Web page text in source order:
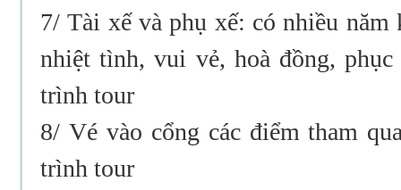
7/ Tài xế và phụ xế: có nhiều
nhiệt tình, vui vẻ, hoà đồng, phục
trình tour
8/ Vé vào cổng các điểm tham
trình tour